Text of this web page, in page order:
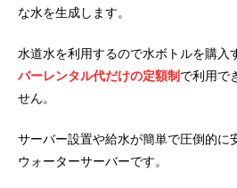
な水を生成します。
水道水を利用するので水ボトルを購入
バーレンタル代だけの定額制で利用で
せん。
サーバー設置や給水が簡単で圧倒的に
ウォーターサーバーです。